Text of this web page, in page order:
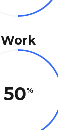
Work
50